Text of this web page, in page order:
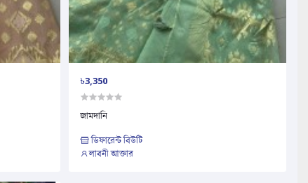
৳3,350
জামদানি
ডিফারেন্ট বিউটি
লাবনী আক্তার